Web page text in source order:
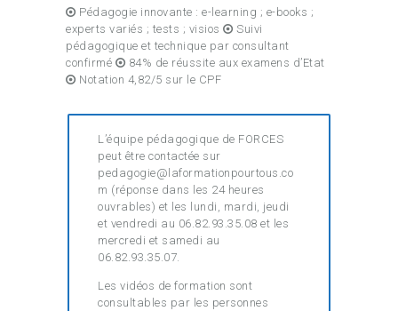
Pédagogie innovante : e-learning ; e-books ;
experts variés ; tests ; visios
Suivi
pédagogique et technique par consultant
confirmé
84% de réussite aux examens d’Etat
Notation 4,82/5 sur le CPF
L’équipe pédagogique de FORCES
peut être contactée sur
pedagogie@laformationpourtous.co
m (réponse dans les 24 heures
ouvrables) et les lundi, mardi, jeudi
et vendredi au 06.82.93.35.08 et les
mercredi et samedi au
06.82.93.35.07.
Les vidéos de formation sont
consultables par les personnes